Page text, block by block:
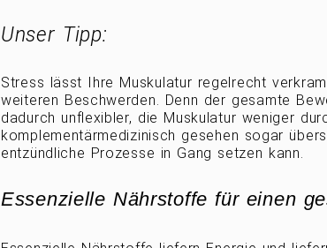
Unser Tipp:
Stress lässt Ihre Muskulatur regelrecht
weiteren Beschwerden. Denn der gesamte
dadurch unflexibler, die Muskulatur weniger
komplementärmedizinisch gesehen sogar
entzündliche Prozesse in Gang setzen kann.
Essenzielle Nährstoffe für einen